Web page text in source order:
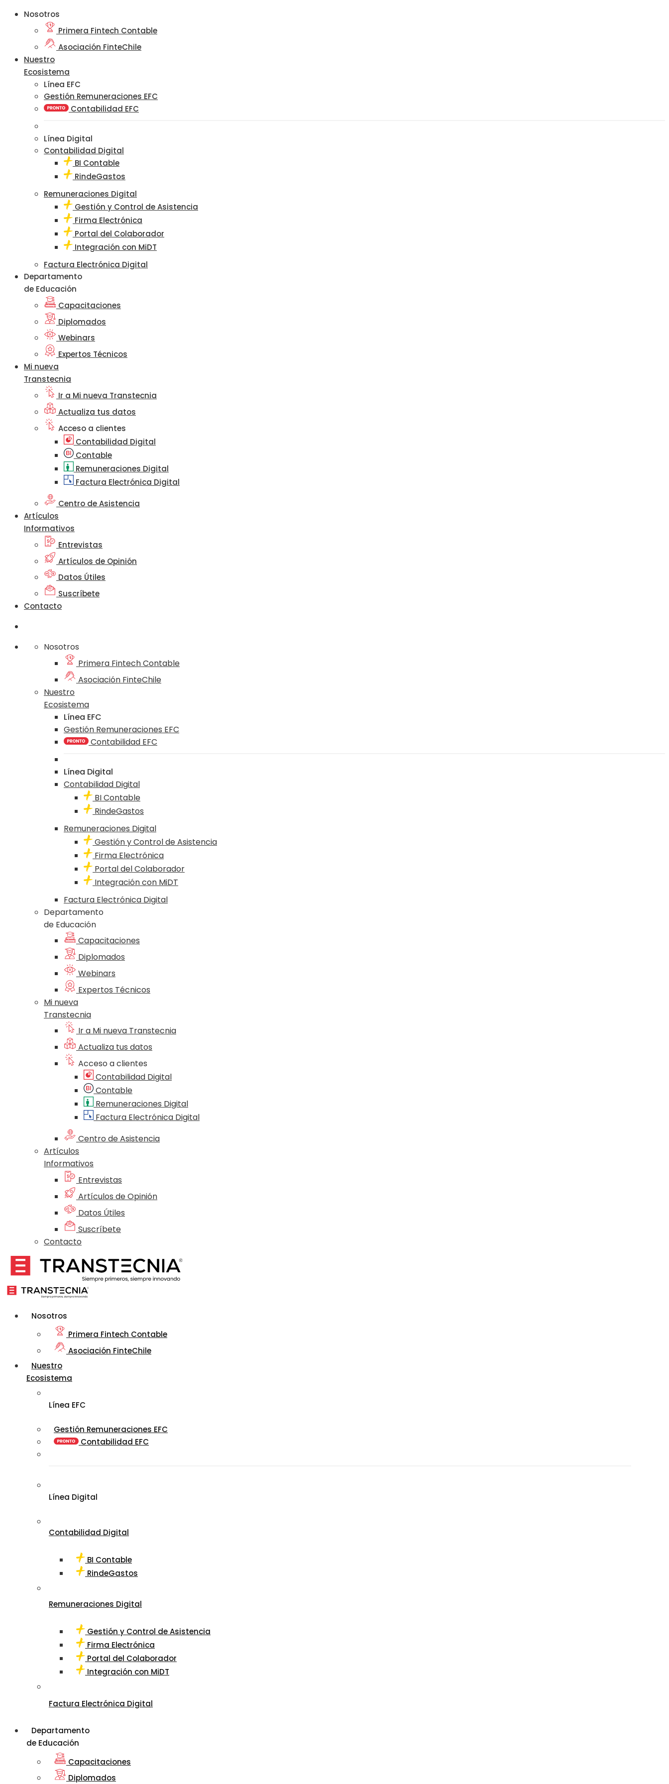
Nosotros
Primera Fintech Contable
Asociación FinteChile
Nuestro
Ecosistema
Línea EFC
Gestión Remuneraciones EFC
Contabilidad EFC
Línea Digital
Contabilidad Digital
BI Contable
RindeGastos
Remuneraciones Digital
Gestión y Control de Asistencia
Firma Electrónica
Portal del Colaborador
Integración con MiDT
Factura Electrónica Digital
Departamento
de Educación
Capacitaciones
Diplomados
Webinars
Expertos Técnicos
Mi nueva
Transtecnia
Ir a Mi nueva Transtecnia
Actualiza tus datos
Acceso a clientes
Contabilidad Digital
Contable
Remuneraciones Digital
Factura Electrónica Digital
Centro de Asistencia
Artículos
Informativos
Entrevistas
Artículos de Opinión
Datos Útiles
Suscríbete
Contacto
Nosotros
Primera Fintech Contable
Asociación FinteChile
Nuestro
Ecosistema
Línea EFC
Gestión Remuneraciones EFC
Contabilidad EFC
Línea Digital
Contabilidad Digital
BI Contable
RindeGastos
Remuneraciones Digital
Gestión y Control de Asistencia
Firma Electrónica
Portal del Colaborador
Integración con MiDT
Factura Electrónica Digital
Departamento
de Educación
Capacitaciones
Diplomados
Webinars
Expertos Técnicos
Mi nueva
Transtecnia
Ir a Mi nueva Transtecnia
Actualiza tus datos
Acceso a clientes
Contabilidad Digital
Contable
Remuneraciones Digital
Factura Electrónica Digital
Centro de Asistencia
Artículos
Informativos
Entrevistas
Artículos de Opinión
Datos Útiles
Suscríbete
Contacto
Nosotros
Primera Fintech Contable
Asociación FinteChile
Nuestro
Ecosistema
Línea EFC
Gestión Remuneraciones EFC
Contabilidad EFC
Línea Digital
Contabilidad Digital
BI Contable
RindeGastos
Remuneraciones Digital
Gestión y Control de Asistencia
Firma Electrónica
Portal del Colaborador
Integración con MiDT
Factura Electrónica Digital
Departamento
de Educación
Capacitaciones
Diplomados